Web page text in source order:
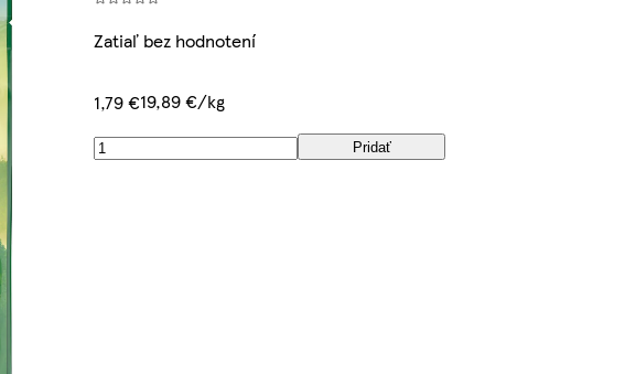
Zatiaľ bez hodnotení
1,79 €19,89 €/kg
Pridať